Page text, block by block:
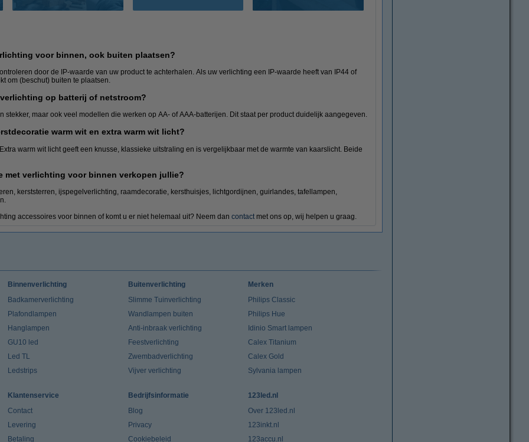
voor binnen, ook buiten plaatsen?
door de IP-waarde van uw product te achterhalen. Als uw verlichting een IP-waarde heeft van IP44 of
om (beschut) buiten te plaatsen.
op batterij of netstroom?
stekker, maar ook veel modellen die werken op AA- of AAA-batterijen. Dit staat per product duidelijk aangegeven.
warm wit en extra warm wit licht?
warm wit licht geeft een knusse, klassieke uitstraling en is vergelijkbaar met de warmte van kaarslicht. Beide
met verlichting voor binnen verkopen jullie?
kerststerren, ijspegelverlichting, raamdecoratie, kersthuisjes, lichtgordijnen, guirlandes, tafellampen,
accessoires voor binnen of komt u er niet helemaal uit? Neem dan contact met ons op, wij helpen u graag.
Binnenverlichting
Badkamerverlichting
Plafondlampen
Hanglampen
GU10 led
Led TL
Ledstrips
Buitenverlichting
Slimme Tuinverlichting
Wandlampen buiten
Anti-inbraak verlichting
Feestverlichting
Zwembadverlichting
Vijver verlichting
Merken
Philips Classic
Philips Hue
Idinio Smart lampen
Calex Titanium
Calex Gold
Sylvania lampen
Klantenservice
Contact
Levering
Betaling
Bedrijfsinformatie
Blog
Privacy
Cookiebeleid
123led.nl
Over 123led.nl
123inkt.nl
123accu.nl